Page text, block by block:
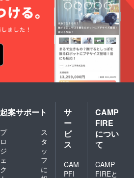
起案サポート
プ
ロ
ジ
ェ
ク
ス
タ
ッ
フ
に
サ
ー
ビ
ス
CAM
PFI
CAMP
FIRE
につい
て
CAMP
FIREと